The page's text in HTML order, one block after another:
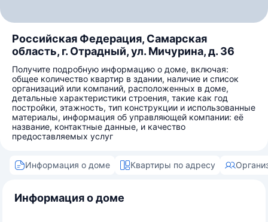
Российская Федерация, Самарская
область, г. Отрадный, ул. Мичурина, д. 36
Получите подробную информацию о доме, включая:
общее количество квартир в здании, наличие и список
организаций или компаний, расположенных в доме,
детальные характеристики строения, такие как год
постройки, этажность, тип конструкции и использованные
материалы, информация об управляющей компании: её
название, контактные данные, и качество
предоставляемых услуг
Информация о доме Квартиры по адресу
Информация о доме